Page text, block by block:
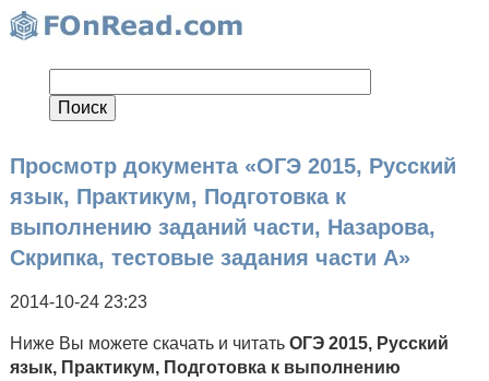
Просмотр документа «ОГЭ 2015, Русский
язык, Практикум, Подготовка к
выполнению заданий части, Назарова,
Скрипка, тестовые задания части А»
2014-10-24 23:23
Ниже Вы можете скачать и читать ОГЭ 2015, Русский
язык, Практикум, Подготовка к выполнению